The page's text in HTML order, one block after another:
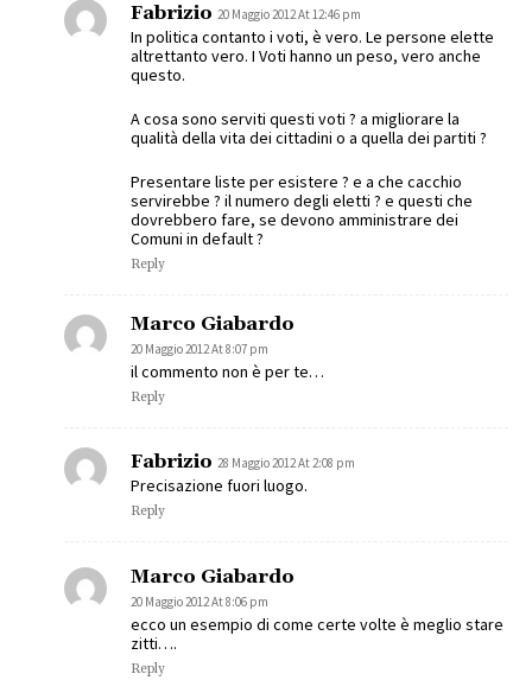
Fabrizio 20 Maggio 2012 At 12:46 pm
In politica contanto i voti, è vero. Le persone elette
altrettanto vero. I Voti hanno un peso, vero anche
questo.
A cosa sono serviti questi voti ? a migliorare la
qualità della vita dei cittadini o a quella dei partiti ?
Presentare liste per esistere ? e a che cacchio
servirebbe ? il numero degli eletti ? e questi che
dovrebbero fare, se devono amministrare dei
Comuni in default ?
Reply
Marco Giabardo
20 Maggio 2012 At 8:07 pm
il commento non è per te…
Reply
Fabrizio 28 Maggio 2012 At 2:08 pm
Precisazione fuori luogo.
Reply
Marco Giabardo
20 Maggio 2012 At 8:06 pm
ecco un esempio di come certe volte è meglio stare
zitti….
Reply